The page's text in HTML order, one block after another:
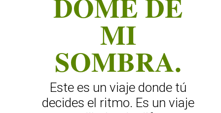
MI
SOMBRA.
Este es un viaje donde tú
decides el ritmo. Es un viaje